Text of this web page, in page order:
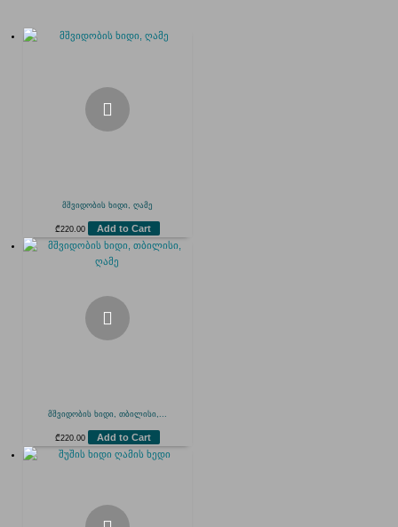
მშვიდობის ხიდი, ღამე
₾220.00 Add to Cart
მშვიდობის ხიდი, თბილისი,...
₾220.00 Add to Cart